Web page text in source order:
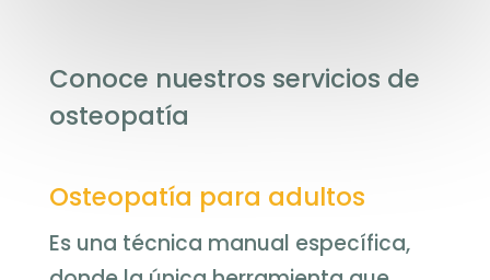
Conoce nuestros servicios de
osteopatía
Osteopatía para adultos
Es una técnica manual específica,